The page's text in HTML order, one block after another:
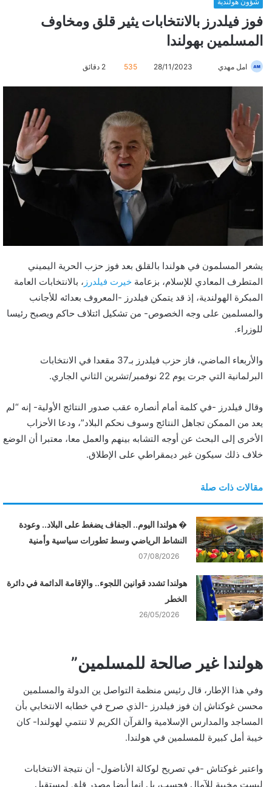
فوز فيلدرز بالانتخابات يثير قلق ومخاوف
المسلمين بهولندا
امل مهدي
ا
و
ن
ي
ا
28/11/2023
535
يشعر المسلمون في هولندا بالقلق بعد فوز حزب الحرية اليميني
المتطرف المعادي للإسلام، بزعامة خيرت فيلدرز ، بالانتخابات العامة
المبكرة الهولندية، إذ قد يتمكن فيلدرز -المعروف بعدائه للأجانب
والمسلمين على وجه الخصوص- من تشكيل ائتلاف حاكم ويصبح رئيسا
للوزراء.
والأربعاء الماضي، فاز حزب فيلدرز بـ37 مقعدا في الانتخابات
البرلمانية التي جرت يوم 22 نوفمبر/تشرين الثاني الجاري.
وقال فيلدرز -في كلمة أمام أنصاره عقب صدور النتائج الأولية- إنه “لم
يعد من الممكن تجاهل النتائج وسوف نحكم البلاد”، ودعا الأحزاب
الأخرى إلى البحث عن أوجه التشابه بينهم والعمل معا، معتبرا أن الوضع
خلاف ذلك سيكون غير ديمقراطي على الإطلاق.
مقالات ذات صلة
� هولندا اليوم.. الجفاف يضغط على البلاد.. وعودة
النشاط الرياضي وسط تطورات سياسية وأمنية
07/08/2026
هولندا تشدد قوانين اللجوء.. والإقامة الدائمة في دائرة
الخطر
26/05/2026
هولندا غير صالحة للمسلمين”
وفي هذا الإطار، قال رئيس منظمة التواصل ين الدولة والمسلمين
محسن غوكتاش إن فوز فيلدرز -الذي صرح في خطابه الانتخابي بأن
المساجد والمدارس الإسلامية والقرآن الكريم لا تنتمي لهولندا- كان
خيبة أمل كبيرة للمسلمين في هولندا.
واعتبر غوكتاش -في تصريح لوكالة الأناضول- أن نتيجة الانتخابات
ليست مخيبة للآمال فحسب، بل إنها أيضا مصدر قلق لمستقبل